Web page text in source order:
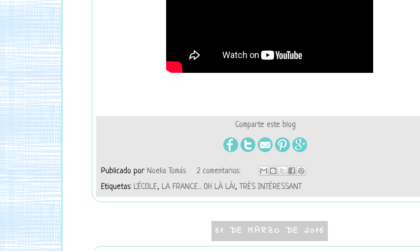
Comparte este blog
Publicado por Noelia Tomás
2 comentarios:
Etiquetas: L'ÉCOLE, LA FRANCE... OH LÀ LÀ!, TRÈS INTÉRESSANT
31 DE MARZO DE 2016